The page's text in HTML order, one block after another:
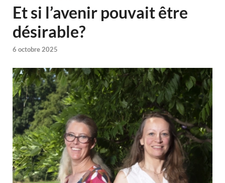
Et si l’avenir pouvait être
désirable?
6 octobre 2025